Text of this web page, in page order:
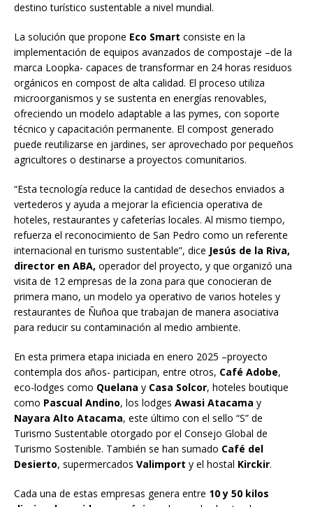
destino turístico sustentable a nivel mundial.
La solución que propone Eco Smart consiste en la
implementación de equipos avanzados de compostaje –de la
marca Loopka- capaces de transformar en 24 horas residuos
orgánicos en compost de alta calidad. El proceso utiliza
microorganismos y se sustenta en energías renovables,
ofreciendo un modelo adaptable a las pymes, con soporte
técnico y capacitación permanente. El compost generado
puede reutilizarse en jardines, ser aprovechado por pequeños
agricultores o destinarse a proyectos comunitarios.
“Esta tecnología reduce la cantidad de desechos enviados a
vertederos y ayuda a mejorar la eficiencia operativa de
hoteles, restaurantes y cafeterías locales. Al mismo tiempo,
refuerza el reconocimiento de San Pedro como un referente
internacional en turismo sustentable”, dice Jesús de la Riva,
director en ABA, operador del proyecto, y que organizó una
visita de 12 empresas de la zona para que conocieran de
primera mano, un modelo ya operativo de varios hoteles y
restaurantes de Ñuñoa que trabajan de manera asociativa
para reducir su contaminación al medio ambiente.
En esta primera etapa iniciada en enero 2025 –proyecto
contempla dos años- participan, entre otros, Café Adobe,
eco-lodges como Quelana y Casa Solcor, hoteles boutique
como Pascual Andino, los lodges Awasi Atacama y
Nayara Alto Atacama, este último con el sello “S” de
Turismo Sustentable otorgado por el Consejo Global de
Turismo Sostenible. También se han sumado Café del
Desierto, supermercados Valimport y el hostal Kirckir.
Cada una de estas empresas genera entre 10 y 50 kilos